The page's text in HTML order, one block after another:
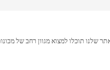
שלנו תוכלו למצוא מגוון רחב של